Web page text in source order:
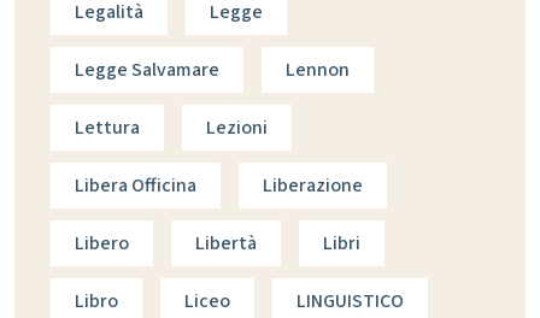
Legalità Legge
Legge Salvamare Lennon
Lettura Lezioni
Libera Officina Liberazione
Libero Libertà Libri
Libro Liceo LINGUISTICO